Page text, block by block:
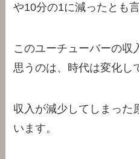
や10分の1に減ったとも
このユーチューバーの収
思うのは、時代は変化し
収入が減少してしまった
います。